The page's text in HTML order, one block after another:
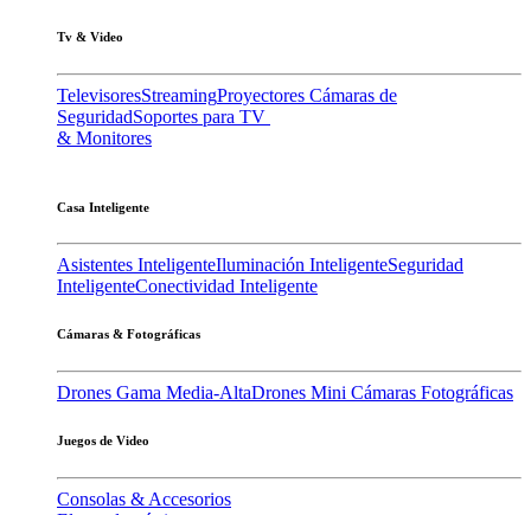
Tv & Video
TelevisoresStreamingProyectores Cámaras de
SeguridadSoportes para TV
& Monitores
Casa Inteligente
Asistentes InteligenteIluminación InteligenteSeguridad
InteligenteConectividad Inteligente
Cámaras & Fotográficas
Drones Gama Media-AltaDrones Mini Cámaras Fotográficas
Juegos de Video
Consolas & Accesorios